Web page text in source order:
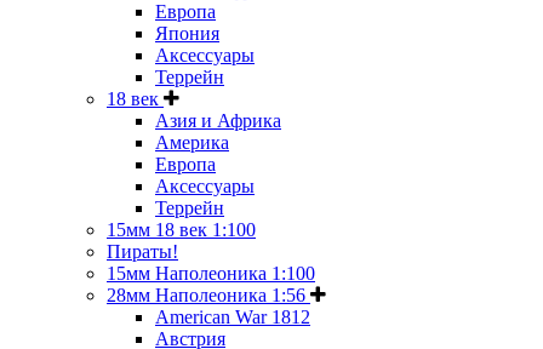
Европа
Япония
Аксессуары
Террейн
18 век
Азия и Африка
Америка
Европа
Аксессуары
Террейн
15мм 18 век 1:100
Пираты!
15мм Наполеоника 1:100
28мм Наполеоника 1:56
American War 1812
Австрия